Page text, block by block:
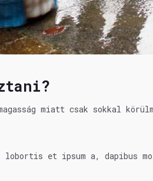
miatt csak sokkal
lobortis et ipsum a, dapibus